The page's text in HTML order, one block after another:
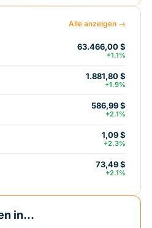
Alle anzeigen →
63.466,00 $
+1.1%
1.881,80 $
+1.9%
586,99 $
+2.1%
1,09 $
+2.3%
73,49 $
+2.1%
in...